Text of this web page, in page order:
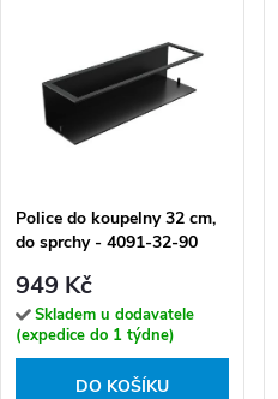
Police do koupelny 32 cm,
do sprchy - 4091-32-90
949 Kč
Skladem u dodavatele
(expedice do 1 týdne)
DO KOŠÍKU